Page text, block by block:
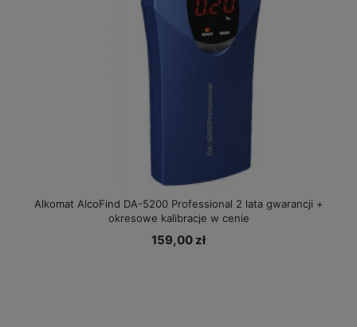
Alkomat AlcoFind DA-5200 Professional 2 lata gwarancji +
okresowe kalibracje w cenie
159,00 zł